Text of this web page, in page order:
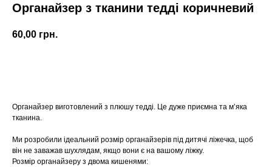
Органайзер з тканини тедді коричневий
60,00 грн.
Органайзер виготовлений з плюшу тедді. Це дуже приємна та мʼяка
тканина.
Ми розробили ідеальний розмір органайзерів під дитячі ліжечка, щоб
він не заважав шухлядам, якщо вони є на вашому ліжку.
Розмір органайзеру з двома кишенями: